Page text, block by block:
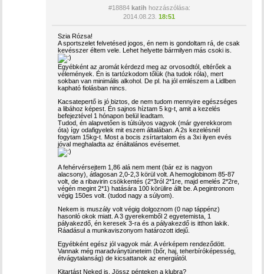
#18884 katih hozzászólása:
2014.08.23. 18:51
Szia Rózsa!
A sportszelet felvetésed jogos, én nem is gondoltam rá, de csak
kevésszer éltem vele. Lehet helyette bármilyen más csoki is.
Egyébként az aromát kérdezd meg az orvosodtól, eltérőek a
vélemények. Én is tartózkodom tőlük (ha tudok róla), mert
sokban van minimális alkohol. De pl. ha jól emlészem a Lidlben
kapható fiolásban nincs.
Kacsatepertő is jó biztos, de nem tudom mennyire egészséges
a libához képest. Én sajnos híztam 5 kg-t, amit a kezelés
befejeztével 1 hónapon belül leadtam.
Tudod, én alapvetően is túlsúlyos vagyok (már gyerekkorom
óta) így odafigyelek mit eszem általában. A 2s kezelésnél
fogytam 15kg-t. Most a bocis zsírtartalom és a 3xi ilyen evés
jóval meghaladta az énáltalános evésemet.
A fehérvérsejtem 1,86 alá nem ment (bár ez is nagyon
alacsony), átlagosan 2,0-2,3 körül volt. A hemoglobinom 85-87
volt, de a ribavirin csökkentés (2*3ról 2*1re, majd emelés 2*2re,
végén megint 2*1) hatására 100 körülire állt be. A pegintronom
végig 150es volt. (tudod nagy a súlyom).
Nekem is muszály volt végig dolgoznom (0 nap táppénz)
hasonló okok miatt. A 3 gyerekemből 2 egyetemista, 1
pályakezdő, én keresek 3-ra és a pályakezdő is itthon lakik.
Ráadásul a munkaviszonyom határozott idejű.
Egyébként egész jól vagyok már. A vérképem rendeződött.
Vannak még maradványtüneteim (bőr, haj, teherbíróképesség,
étvágytalanság) de kicsattanok az energiától.
Kitartást Neked is. Jössz pénteken a klubra?